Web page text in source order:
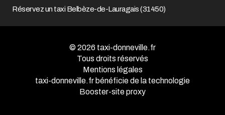
Réservez un taxi Belbèze-de-Lauragais (31450)
© 2026 taxi-donneville.fr
Tous droits réservés
Mentions légales
taxi-donneville.fr bénéficie de la technologie
Booster-site proxy